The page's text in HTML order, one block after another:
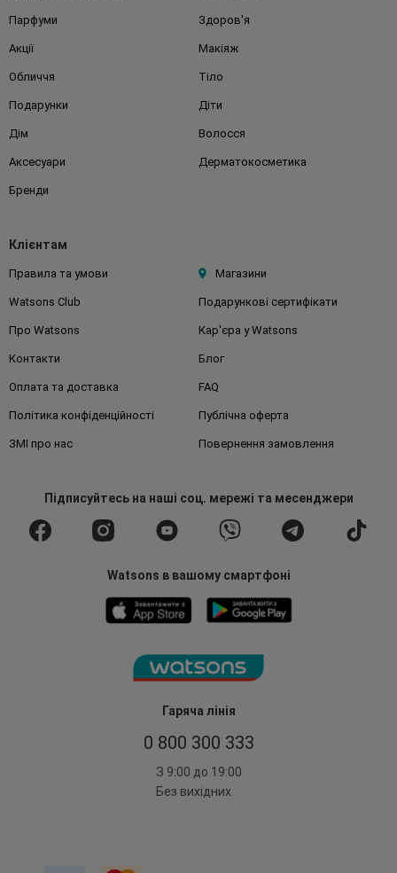
Гаряча лінія
0 800 300 333
З 9:00 до 19:00
Без вихідних
Парфуми Здоров'я
Акції Макіяж
Обличчя Тіло
Подарунки Діти
Дім Волосся
Аксесуари Дерматокосметика
Бренди
Клієнтам
Правила та умови Магазини
Watsons Club Подарункові сертифікати
Про Watsons Кар'єра у Watsons
Контакти Блог
Оплата та доставка FAQ
Політика конфіденційності Публічна оферта
ЗМІ про нас Повернення замовлення
Підписуйтесьна наші соц. мережі та месенджери
Watsons в вашому смартфоні